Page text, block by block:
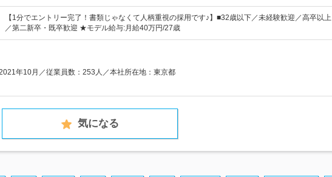
【1分でエントリー完了！書類じゃなくて人柄重視の採用です♪】■32歳以下／未経験歓迎／高卒以上
／第二新卒・既卒歓迎 ★モデル給与:月給40万円/27歳
年10月／従業員数：253人／本社所在地：東京都
気になる